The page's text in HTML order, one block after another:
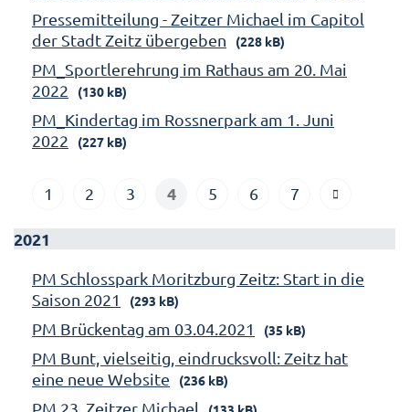
Pressemitteilung - Zeitzer Michael im Capitol
der Stadt Zeitz übergeben
(228 kB)
PM_Sportlerehrung im Rathaus am 20. Mai
2022
(130 kB)
PM_Kindertag im Rossnerpark am 1. Juni
2022
(227 kB)
1 2 3 4 5 6 7
2021
PM Schlosspark Moritzburg Zeitz: Start in die
Saison 2021
(293 kB)
PM Brückentag am 03.04.2021 (35 kB)
PM Bunt, vielseitig, eindrucksvoll: Zeitz hat
eine neue Website
(236 kB)
PM 23. Zeitzer Michael